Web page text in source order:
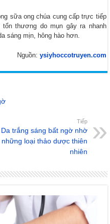
sữa ong chúa cung cấp trực tiếp
thương do mụn gây ra nhanh
sáng mịn, hông hào hơn.
Nguồn: ysiyhoccotruyen.com
Tiếp
Da trắng sáng bất ngờ nhờ
những loại thảo dược thiên
nhiên